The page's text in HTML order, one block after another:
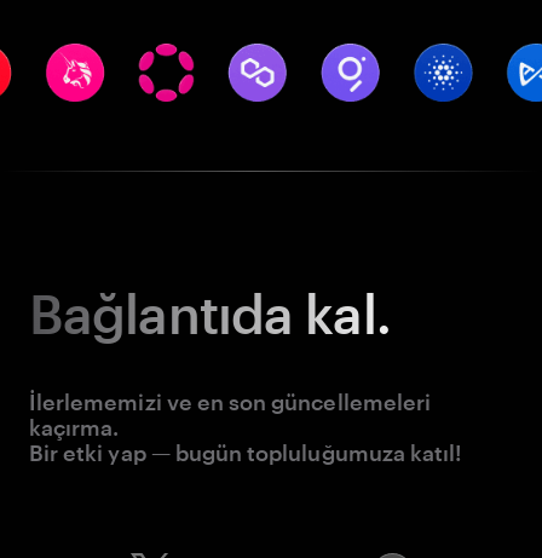
Bağlantıda kal.
İlerlememizi ve en son güncellemeleri
kaçırma.
Bir etki yap — bugün topluluğumuza katıl!